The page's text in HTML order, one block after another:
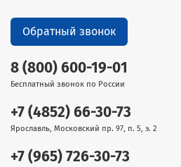
8 (800) 600-19-01
Бесплатный звонок по России
+7 (4852) 66-30-73
Ярославль, Московский пр. 97, п. 5, э. 2
+7 (965) 726-30-73
Обратный звонок